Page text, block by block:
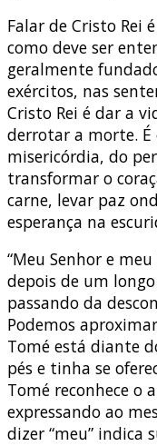
Falar de Cristo Rei
como deve ser
geralmente
exércitos, nas
Cristo Rei é dar a
derrotar a morte. É
misericórdia, do
transformar o
carne, levar paz
esperança na
“Meu Senhor e
depois de um
passando da
Podemos
Tomé está diante
pés e tinha se
Tomé reconhece o
expressando ao
dizer “meu” indica